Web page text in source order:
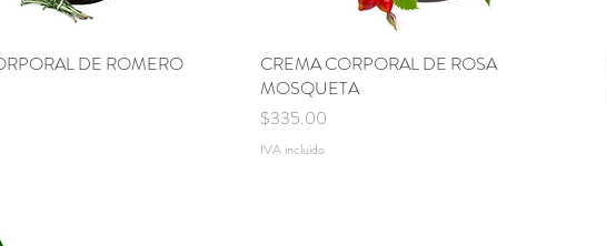
Vista rápidaDE ROMERO
Vista rápida
CREMA CORPORAL DE ROSA
MOSQUETA
Precio
$335.00
IVA incluido